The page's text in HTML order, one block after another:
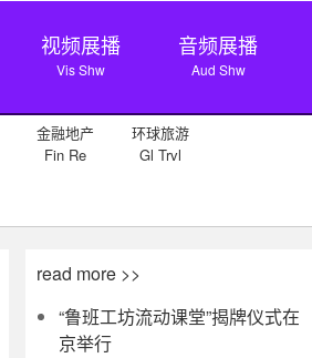
视频展播
Vis Shw
音频展播
Aud Shw
金融地产
Fin Re
环球旅游
Gl Trvl
read more >>
“鲁班工坊流动课堂”揭牌仪式在
京举行